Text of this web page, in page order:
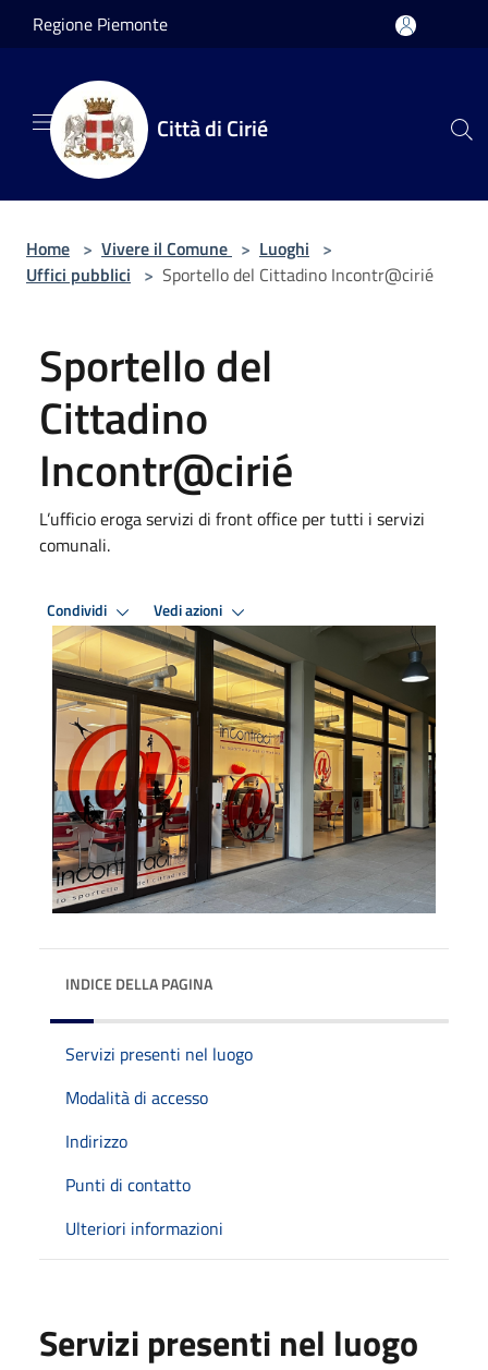
Salta al contenuto principale
Regione Piemonte
Città di Cirié
Home > Vivere il Comune > Luoghi >
Uffici pubblici > Sportello del Cittadino Incontr@cirié
Sportello del
Cittadino
Incontr@cirié
L’ufficio eroga servizi di front office per tutti i servizi
comunali.
Condividi Vedi azioni
INDICE DELLA PAGINA
Servizi presenti nel luogo
Modalità di accesso
Indirizzo
Punti di contatto
Ulteriori informazioni
Servizi presenti nel luogo